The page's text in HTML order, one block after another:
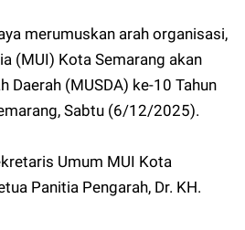
merumuskan arah organisasi,
(MUI) Kota Semarang akan
Daerah (MUSDA) ke-10 Tahun
Sabtu (6/12/2025).
Umum MUI Kota
Panitia Pengarah, Dr. KH.